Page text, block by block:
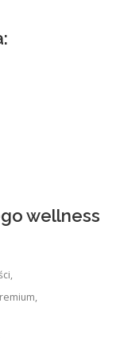
wellness